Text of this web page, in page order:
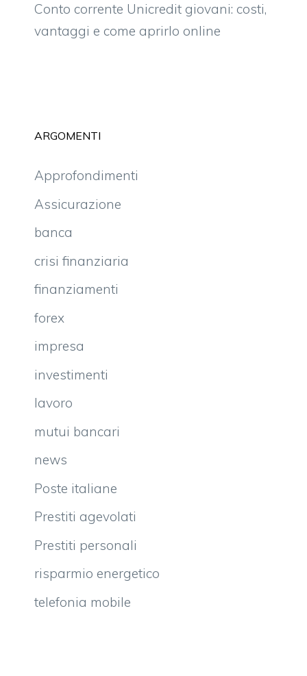
Conto corrente Unicredit giovani: costi,
vantaggi e come aprirlo online
ARGOMENTI
Approfondimenti
Assicurazione
banca
crisi finanziaria
finanziamenti
forex
impresa
investimenti
lavoro
mutui bancari
news
Poste italiane
Prestiti agevolati
Prestiti personali
risparmio energetico
telefonia mobile